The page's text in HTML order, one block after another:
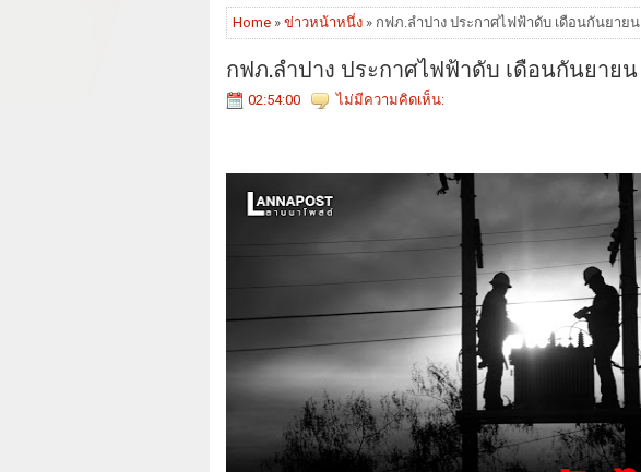
Home » ข่าวหน้าหนึ่ง » กฟภ.ลำปาง ประกาศไฟฟ้าดับ เดือนกันยายน
กฟภ.ลำปาง ประกาศไฟฟ้าดับ เดือนกันยายน
02:54:00 ไม่มีความคิดเห็น: